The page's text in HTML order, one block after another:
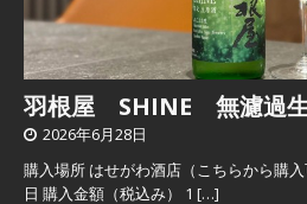
羽根屋 SHINE 無濾過
2026年6月28日
購入場所 はせがわ酒店（こちらから購
日 購入金額（税込み） 1 […]